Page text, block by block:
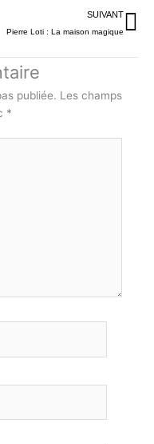
SUIVANT
Pierre Loti : La maison magique
publiée. Les champs
*